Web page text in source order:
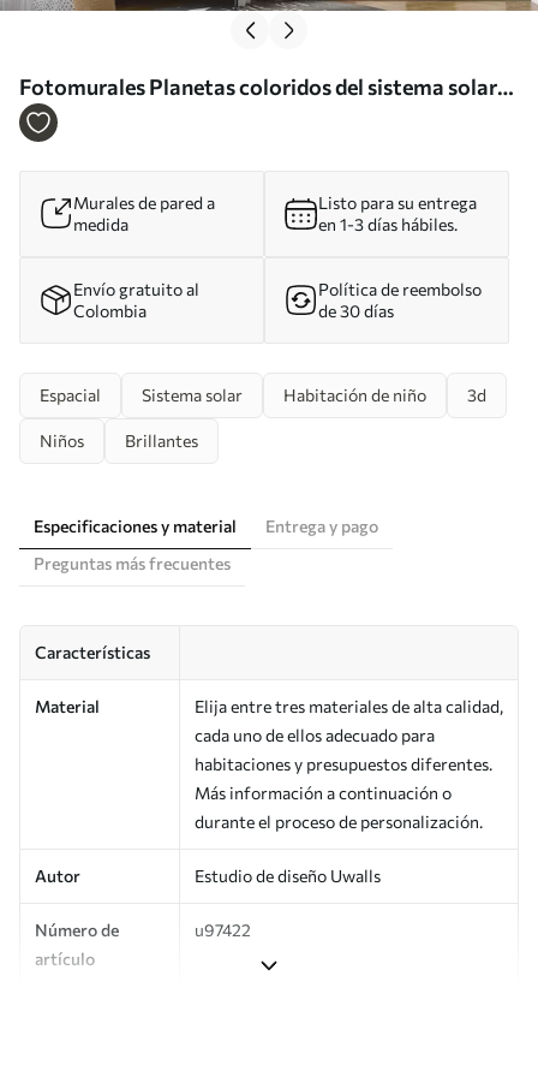
Fotomurales Planetas coloridos del sistema solar
Nr. u97422
Murales de pared a
medida
Listo para su entrega
en 1-3 días hábiles.
Envío gratuito al
Colombia
Política de reembolso
de 30 días
Espacial Sistema solar Habitación de niño 3d
Niños Brillantes
Especificaciones y material
Entrega y pago
Preguntas más frecuentes
Características
Material
Elija entre tres materiales de alta calidad,
cada uno de ellos adecuado para
habitaciones y presupuestos diferentes.
Más información a continuación o
durante el proceso de personalización.
Autor Estudio de diseño Uwalls
Número de
artículo
u97422